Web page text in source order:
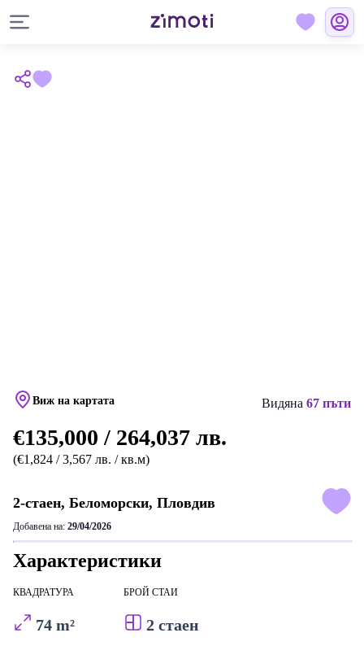
Виж на картата Видяна 67 пъти
€135,000 / 264,037 лв.
(€1,824 / 3,567 лв. / кв.м)
2-стаен, Беломорски, Пловдив
Добавена на: 29/04/2026
Характеристики
КВАДРАТУРА
74 m²
БРОЙ СТАИ
2 стаен